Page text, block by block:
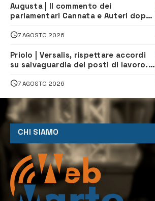
Augusta | Il commento dei
parlamentari Cannata e Auteri dopo
depuratore
7 AGOSTO 2026
Priolo | Versalis, rispettare accordi
su salvaguardia dei posti di lavoro. Il
7 AGOSTO 2026
CHI SIAMO